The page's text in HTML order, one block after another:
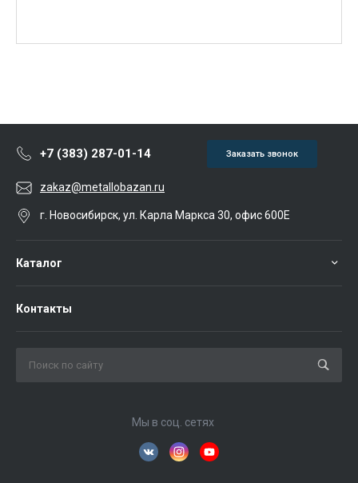
+7 (383) 287-01-14 Заказать звонок
zakaz@metallobazan.ru
г. Новосибирск, ул. Карла Маркса 30, офис 600Е
Каталог
Контакты
Мы в соц. сетях